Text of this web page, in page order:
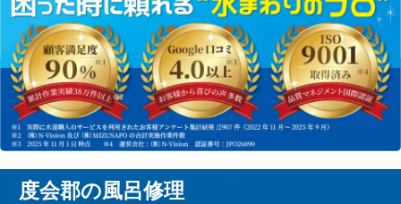
度会郡の風呂修理